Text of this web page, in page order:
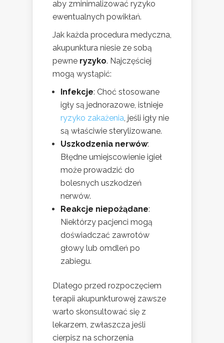
aby zminimalizować ryzyko
ewentualnych powikłań.
Jak każda procedura medyczna,
akupunktura niesie ze sobą
pewne ryzyko. Najczęściej
mogą wystąpić:
Infekcje: Choć stosowane
igły są jednorazowe, istnieje
ryzyko zakażenia , jeśli igły nie
są właściwie sterylizowane.
Uszkodzenia nerwów:
Błędne umiejscowienie igieł
może prowadzić do
bolesnych uszkodzeń
nerwów.
Reakcje niepożądane:
Niektórzy pacjenci mogą
doświadczać zawrotów
głowy lub omdleń po
zabiegu.
Dlatego przed rozpoczęciem
terapii akupunkturowej zawsze
warto skonsultować się z
lekarzem, zwłaszcza jeśli
cierpisz na schorzenia